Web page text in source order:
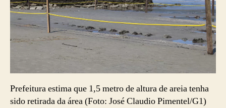
Prefeitura estima que 1,5 metro de altura de areia tenha
sido retirada da área (Foto: José Claudio Pimentel/G1)